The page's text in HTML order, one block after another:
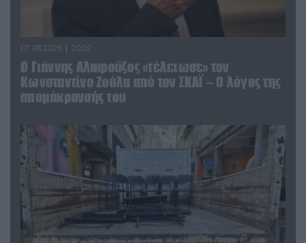
07.08.2026 | 20:02
Ο Γιάννης Αλαφούζος «τέλειωσε» τον
Κωνσταντίνο Ζούλα από τον ΣΚΑΪ – Ο λόγος της
απομάκρυνσής του